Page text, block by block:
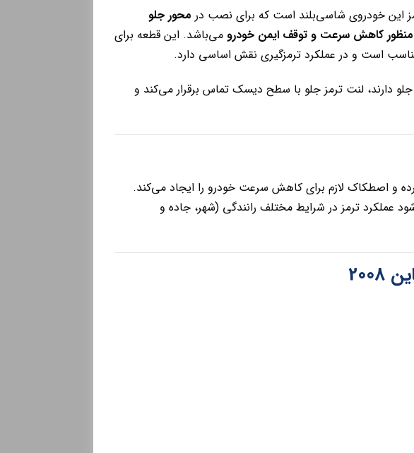
این خودروی شاسی‌بلند است که برای نصب در محور جلو
کاهش سرعت و توقف ایمن خودرو می‌باشد. این قطعه برای
دارند، لنت ترمز جلو با سطح دیسک تماس برقرار می‌کند و
و اصطکاک لازم برای کاهش سرعت خودرو را ایجاد می‌کند.
و باکیفیت برای پورشه کاین 2008 باعث می‌شود عملکرد ترمز در شرایط مختلف رانندگی (شهر، جاده و